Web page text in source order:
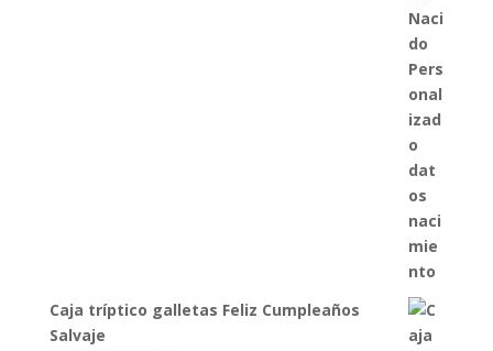
Caja tríptico galletas Feliz Cumpleaños
Salvaje